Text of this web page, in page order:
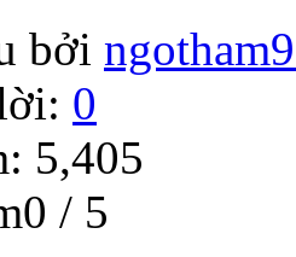
bởi
0
5,405
/ 5